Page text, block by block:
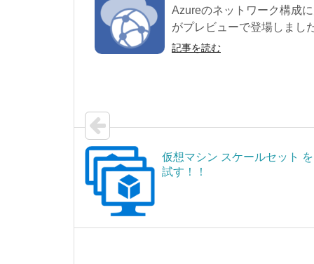
Azureのネットワーク構成
がプレビューで登場しまし
記事を読む
仮想マシン スケールセット を
試す！！